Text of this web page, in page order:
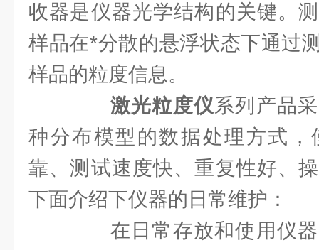
收器是仪器光学结构的关键。
样品在*分散的悬浮状态下通过
样品的粒度信息。
激光粒度仪系列产品
种分布模型的数据处理方式，
靠、测试速度快、重复性好、
下面介绍下仪器的日常维护：
在日常存放和使用仪器